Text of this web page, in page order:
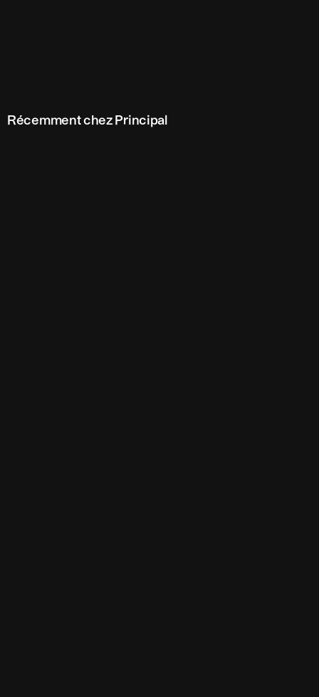
Récemment chez Principal